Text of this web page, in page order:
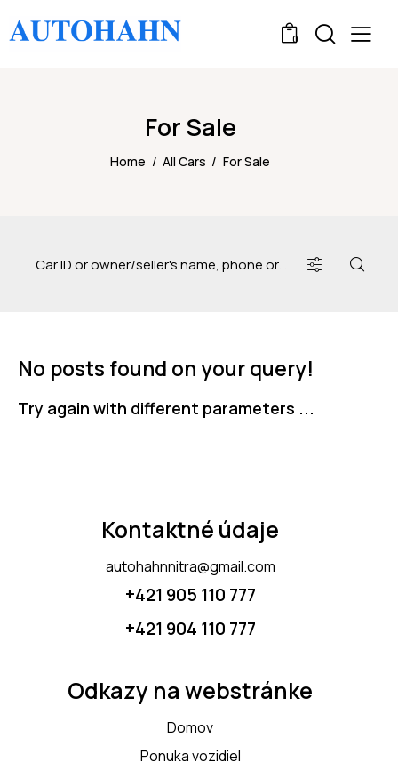
0
For Sale
Home All Cars For Sale
185000 1.6
2024
Price
300
No posts found on your query!
Try again with different parameters ...
Kontaktné údaje
autohahnnitra@gmail.com
+421 905 110 777
+421 904 110 777
Odkazy na webstránke
Domov
Ponuka vozidiel